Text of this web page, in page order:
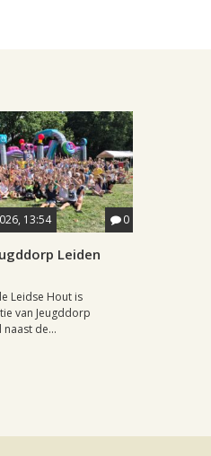
13:54 0
Leiden
Leidse Hout is
van Jeugddorp
de...